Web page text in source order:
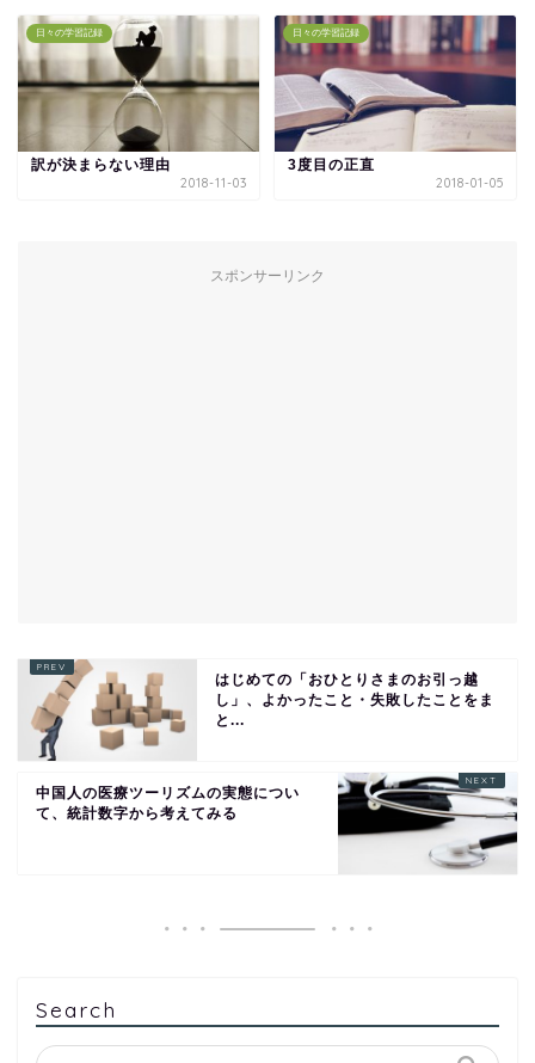
日々の学習記録
訳が決まらない理由
2018-11-03
日々の学習記録
3度目の正直
2018-01-05
スポンサーリンク
はじめての「おひとりさまのお引っ越
し」、よかったこと・失敗したことをま
と...
中国人の医療ツーリズムの実態につい
て、統計数字から考えてみる
Search